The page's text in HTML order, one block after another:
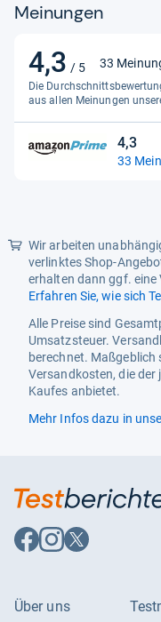
Meinungen
4,3 / 5
4,3
von
5
Sternen
33
Die
aus allen Meinungen
4,3
4,3
von
33
Wir arbeiten
verlinktes Shop-
erhalten dann ggf. eine
Erfahren Sie, wie sich
Alle Preise sind
Umsatzsteuer.
berechnet. Maßgeblich
Versandkosten, die der
Kaufes anbietet.
Mehr Infos dazu in
Auf
Facebook
Auf
Instagram
Auf
X
Über uns